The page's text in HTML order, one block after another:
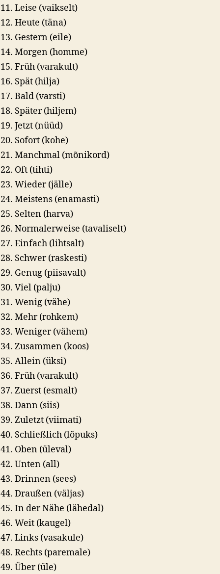
Leise (vaikselt)
Heute (täna)
Gestern (eile)
Morgen (homme)
Früh (varakult)
Spät (hilja)
Bald (varsti)
Später (hiljem)
Jetzt (nüüd)
Sofort (kohe)
Manchmal (mõnikord)
Oft (tihti)
Wieder (jälle)
Meistens (enamasti)
Selten (harva)
Normalerweise (tavaliselt)
Einfach (lihtsalt)
Schwer (raskesti)
Genug (piisavalt)
Viel (palju)
Wenig (vähe)
Mehr (rohkem)
Weniger (vähem)
Zusammen (koos)
Allein (üksi)
Früh (varakult)
Zuerst (esmalt)
Dann (siis)
Zuletzt (viimati)
Schließlich (lõpuks)
Oben (üleval)
Unten (all)
Drinnen (sees)
Draußen (väljas)
In der Nähe (lähedal)
Weit (kaugel)
Links (vasakule)
Rechts (paremale)
Über (üle)